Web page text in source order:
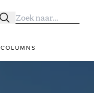
Zoeken
Zoek naar:
COLUMNS